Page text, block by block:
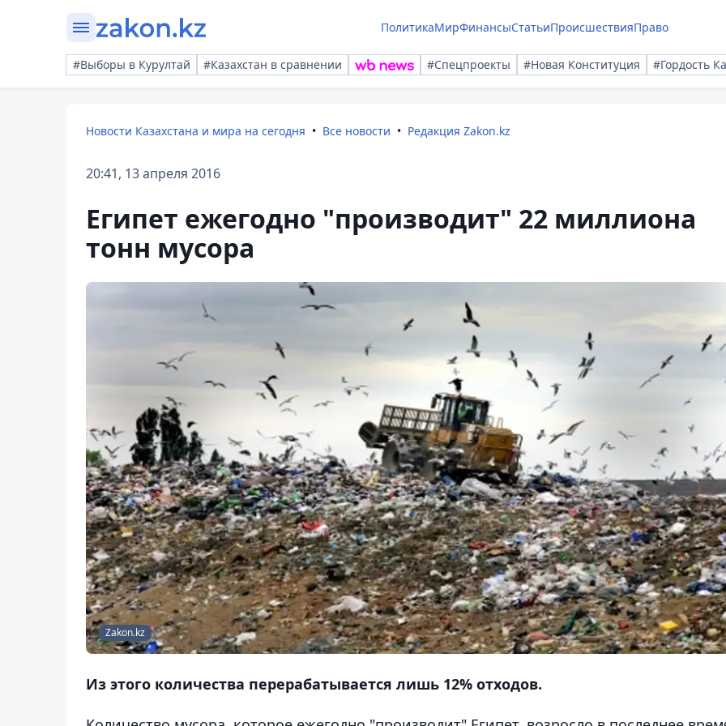
ПолитикаМирФинансыСтатьиПроисшествияПраво
#Выборы в Курултай #Казахстан в сравнении #Спецпроекты #Новая Конституция #Гордость
Новости Казахстана и мира на сегодня Все новости Редакция Zakon.kz
20:41, 13 апреля 2016
Египет ежегодно "производит" 22 миллиона
тонн мусора
Zakon.kz
Из этого количества перерабатывается лишь 12% отходов.